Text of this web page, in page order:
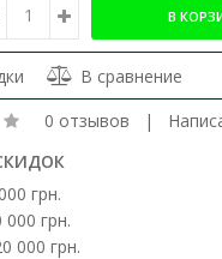
В сравнение
0 отзывов |
грн.
000 грн.
000 грн.